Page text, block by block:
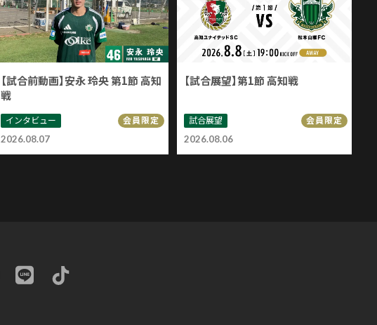
2026.08.07
【試合前動画】安永 玲央 第1節 高知
戦
インタビュー 会員限定
2026.08.06
【試合展望】第1節 高知戦
試合展望 会員限定